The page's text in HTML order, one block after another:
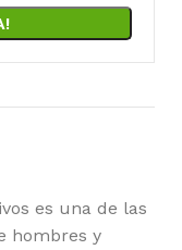
es una de las
hombres y